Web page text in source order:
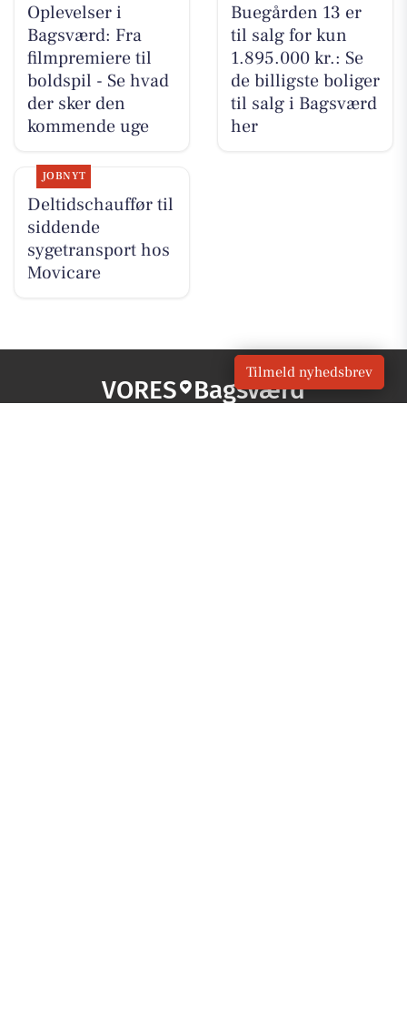
Oplevelser i
Bagsværd: Fra
filmpremiere til
boldspil - Se hvad
der sker den
kommende uge
Buegården 13 er
til salg for kun
1.895.000 kr.: Se
de billigste boliger
til salg i Bagsværd
her
JOBNYT
Deltidschauffør til
siddende
sygetransport hos
Movicare
VORES Bagsværd
Tilmeld nyhedsbrev